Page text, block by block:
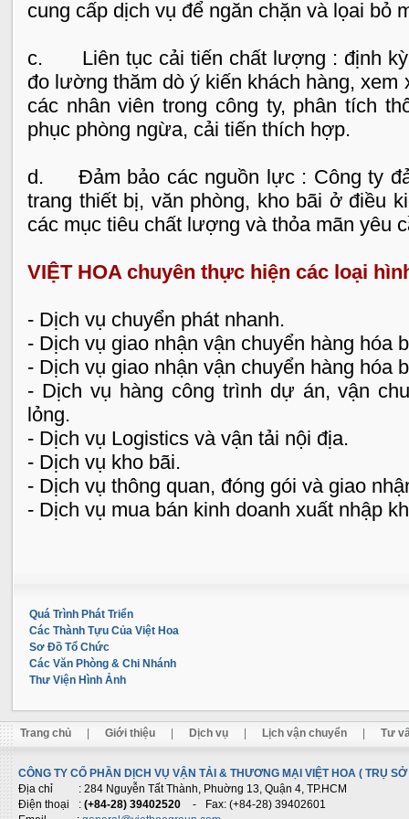
cung cấp dịch vụ để ngăn chặn và lọai bỏ
c. Liên tục cải tiến chất lượng : định kỳ
đo lường thăm dò ý kiến khách hàng, xem
các nhân viên trong công ty, phân tích
phục phòng ngừa, cải tiến thích hợp.
d. Đảm bảo các nguồn lực : Công ty
trang thiết bị, văn phòng, kho bãi ở điều
các mục tiêu chất lượng và thỏa mãn yêu
VIỆT HOA chuyên thực hiện các loại
- Dịch vụ chuyển phát nhanh.
- Dịch vụ giao nhận vận chuyển hàng hóa
- Dịch vụ giao nhận vận chuyển hàng hóa
- Dịch vụ hàng công trình dự án, vận
lỏng.
- Dịch vụ Logistics và vận tải nội địa.
- Dịch vụ kho bãi.
- Dịch vụ thông quan, đóng gói và giao
- Dịch vụ mua bán kinh doanh xuất nhập
Quá Trình Phát Triển
Các Thành Tựu Của Việt Hoa
Sơ Đồ Tổ Chức
Các Văn Phòng & Chi Nhánh
Thư Viện Hình Ảnh
Trang chủ Giới thiệu Dịch vụ Lịch vận chuyển Tư
CÔNG TY CỔ PHẦN DỊCH VỤ VẬN TẢI & THƯƠNG MẠI VIỆT HOA ( TRỤ
Địa chỉ
: 284 Nguyễn Tất Thành, Phuờng 13, Quận 4, TP.HCM
Điện thoại
: (+84-28) 39402520 -
Fax: (+84-28) 39402601